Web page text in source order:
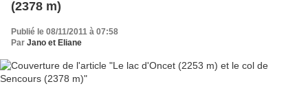
(2378 m)
Publié le 08/11/2011 à 07:58
Par Jano et Eliane